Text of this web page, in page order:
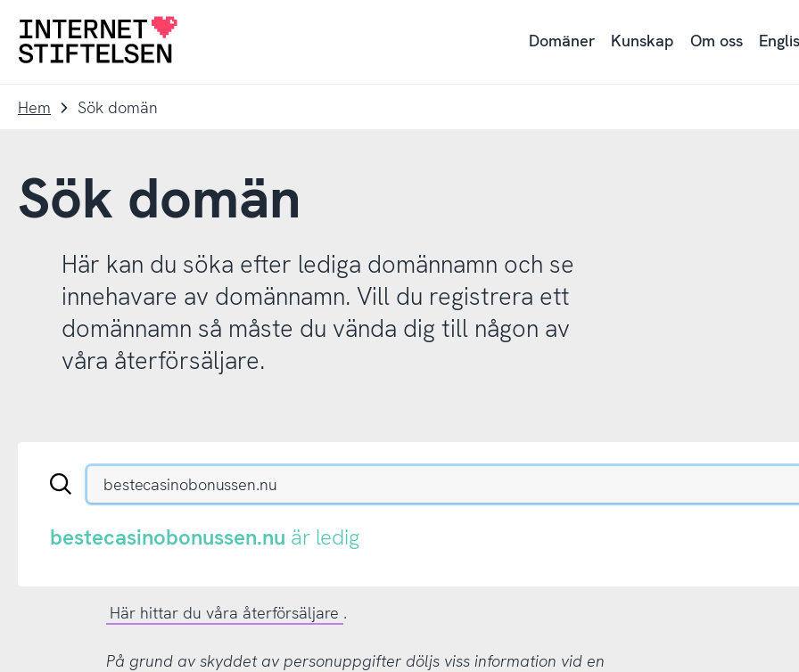
navigering
innehåll
Till
Domäner Kunskap Om oss
Hem Sök domän
Sök domän
Här kan du söka efter lediga domännamn och se
innehavare av domännamn. Vill du registrera ett
domännamn så måste du vända dig till någon av
våra återförsäljare.
Sök
.se-
eller
.nu-
bestecasinobonussen.nu är ledig
Här hittar du våra återförsäljare .
På grund av skyddet av personuppgifter döljs viss information vid en